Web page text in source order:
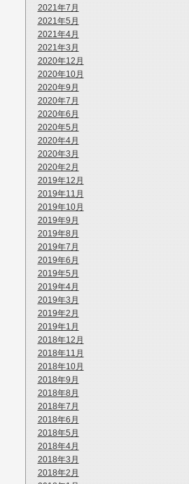
2021年7月
2021年5月
2021年4月
2021年3月
2020年12月
2020年10月
2020年9月
2020年7月
2020年6月
2020年5月
2020年4月
2020年3月
2020年2月
2019年12月
2019年11月
2019年10月
2019年9月
2019年8月
2019年7月
2019年6月
2019年5月
2019年4月
2019年3月
2019年2月
2019年1月
2018年12月
2018年11月
2018年10月
2018年9月
2018年8月
2018年7月
2018年6月
2018年5月
2018年4月
2018年3月
2018年2月